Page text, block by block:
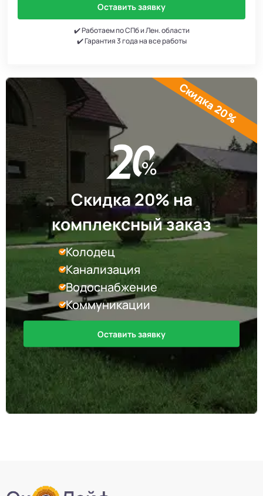
Оставить заявку
✔️ Работаем по СПб и Лен. области
✔️ Гарантия 3 года на все работы
Скидка 20% на
комплексный заказ
Колодец
Канализация
Водоснабжение
Коммуникации
Оставить заявку
Скидка 20%